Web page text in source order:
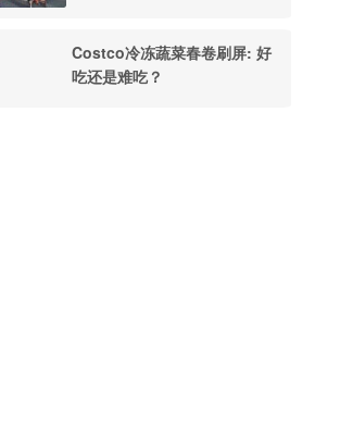
Costco冷冻蔬菜春卷刷屏: 好
吃还是难吃？